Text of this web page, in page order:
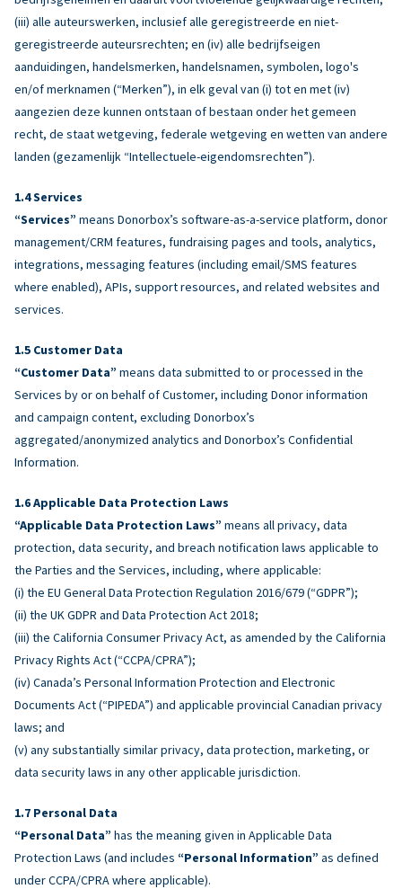
(iii) alle auteurswerken, inclusief alle geregistreerde en niet-
geregistreerde auteursrechten; en (iv) alle bedrijfseigen
aanduidingen, handelsmerken, handelsnamen, symbolen, logo's
en/of merknamen (“Merken”), in elk geval van (i) tot en met (iv)
aangezien deze kunnen ontstaan of bestaan onder het gemeen
recht, de staat wetgeving, federale wetgeving en wetten van andere
landen (gezamenlijk “Intellectuele-eigendomsrechten”).
Services
“Services” means Donorbox’s software-as-a-service platform, donor
management/CRM features, fundraising pages and tools, analytics,
integrations, messaging features (including email/SMS features
where enabled), APIs, support resources, and related websites and
services.
Customer Data
“Customer Data” means data submitted to or processed in the
Services by or on behalf of Customer, including Donor information
and campaign content, excluding Donorbox’s
aggregated/anonymized analytics and Donorbox’s Confidential
Information.
Applicable Data Protection Laws
“Applicable Data Protection Laws” means all privacy, data
protection, data security, and breach notification laws applicable to
the Parties and the Services, including, where applicable:
(i) the EU General Data Protection Regulation 2016/679 (“GDPR”);
(ii) the UK GDPR and Data Protection Act 2018;
(iii) the California Consumer Privacy Act, as amended by the California
Privacy Rights Act (“CCPA/CPRA”);
(iv) Canada’s Personal Information Protection and Electronic
Documents Act (“PIPEDA”) and applicable provincial Canadian privacy
laws; and
(v) any substantially similar privacy, data protection, marketing, or
data security laws in any other applicable jurisdiction.
Personal Data
“Personal Data” has the meaning given in Applicable Data
Protection Laws (and includes “Personal Information” as defined
under CCPA/CPRA where applicable).